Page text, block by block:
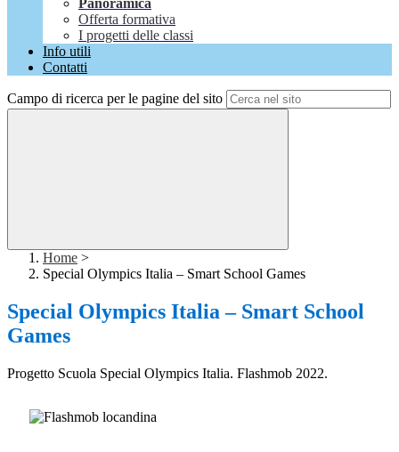
Panoramica
Offerta formativa
I progetti delle classi
Info utili
Contatti
Campo di ricerca per le pagine del sito
Home >
Special Olympics Italia – Smart School Games
Special Olympics Italia – Smart School
Games
Progetto Scuola Special Olympics Italia. Flashmob 2022.